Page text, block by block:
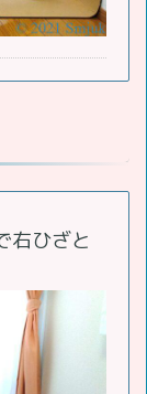
右ひざと